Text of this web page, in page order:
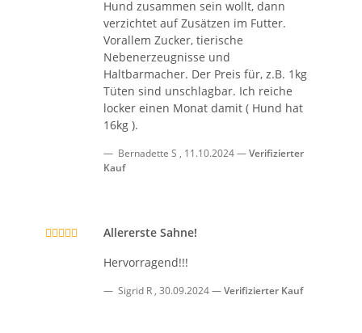
Hund zusammen sein wollt, dann
verzichtet auf Zusätzen im Futter.
Vorallem Zucker, tierische
Nebenerzeugnisse und
Haltbarmacher. Der Preis für, z.B. 1kg
Tüten sind unschlagbar. Ich reiche
locker einen Monat damit ( Hund hat
16kg ).
Bernadette S , 11.10.2024
Verifizierter
Kauf
Allererste Sahne!
Hervorragend!!!
Sigrid R , 30.09.2024 Verifizierter Kauf